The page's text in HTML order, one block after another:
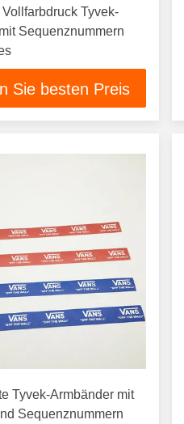
Tyvek-
Sequenznummern
Sie besten Preis
Tyvek-Armbänder mit
Sequenznummern